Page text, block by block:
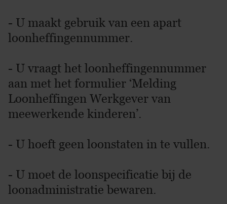
- U maakt gebruik van een apart
loonheffingennummer.
- U vraagt het loonheffingennummer
aan met het formulier ‘Melding
Loonheffingen Werkgever van
meewerkende kinderen’.
- U hoeft geen loonstaten in te vullen.
- U moet de loonspecificatie bij de
loonadministratie bewaren.